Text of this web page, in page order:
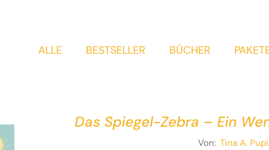
ALLE BESTSELLER BÜCHER
Das Spiegel-Zebra – Ein
Von: Tina A.